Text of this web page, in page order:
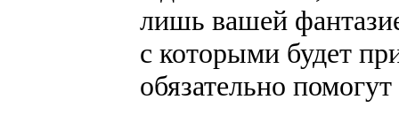
лишь вашей
с которыми будет
обязательно